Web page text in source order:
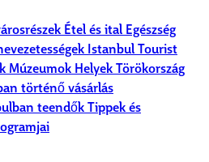
Étel és ital Egészség
Istanbul Tourist
Múzeumok HelyekTörökország
történő vásárlás
teendőkTippek és